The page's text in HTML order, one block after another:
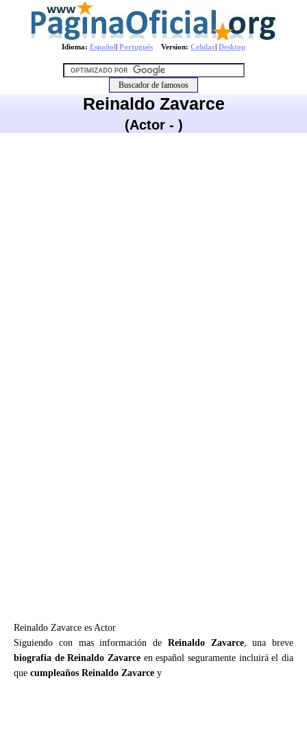
Idioma: Español| Português Version: Celular| Desktop
Reinaldo Zavarce
(Actor - )
Reinaldo Zavarce es Actor
Siguiendo con mas información de Reinaldo Zavarce, una breve
biografia de Reinaldo Zavarce en español seguramente incluirá el dia
que cumpleaños Reinaldo Zavarce y